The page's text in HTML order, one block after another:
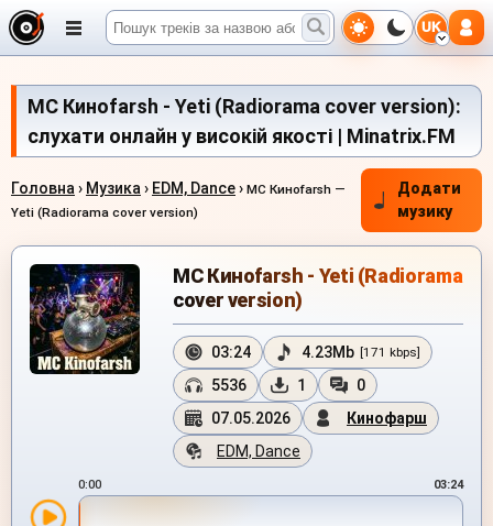
UK
МС Киноfarsh - Yeti (Radiorama cover version):
слухати онлайн у високій якості | Minatrix.FM
Головна › Музика › EDM, Dance› МС Киноfarsh —
Yeti (Radiorama cover version)
Додати
музику
МС Киноfarsh - Yeti (Radiorama
cover version)
03:24 4.23Mb [171 kbps]
5536 1
0
07.05.2026
Кинофарш
EDM, Dance
0:00 03:24